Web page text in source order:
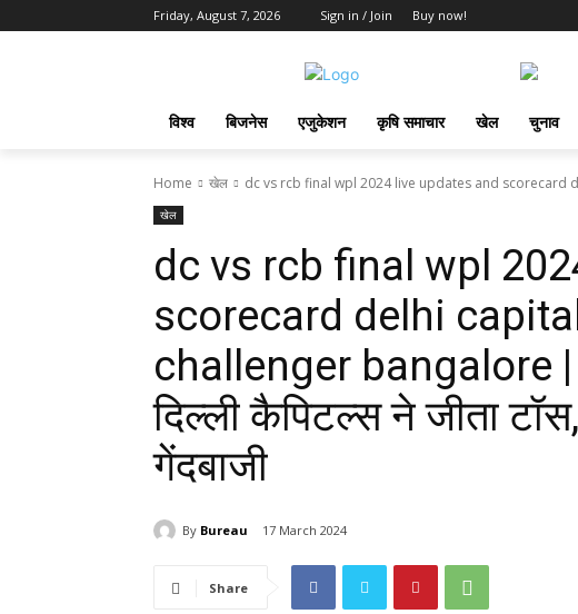
Friday, August 7, 2026 Sign in / Join Buy now!
विश्व बिजनेस एजुकेशन कृषि समाचार खेल चुनाव
Home खेल dc vs rcb final wpl 2024 live updates and scorecard
खेल
dc vs rcb final wpl
scorecard delhi
challenger bangalore |
दिल्ली कैपिटल्स ने जीता
गेंदबाजी
By Bureau 17 March 2024
Share